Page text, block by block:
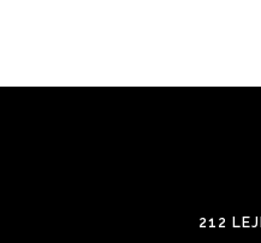
212